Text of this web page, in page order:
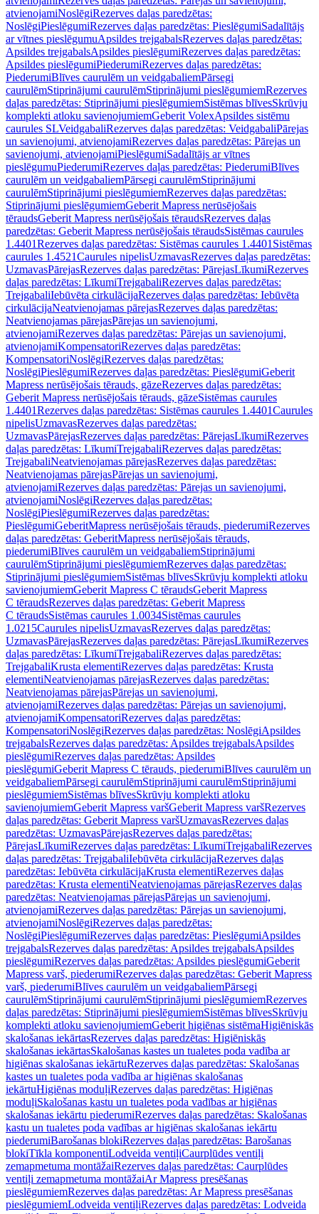
atvienojamiNoslēgiRezerves daļas paredzētas:
NoslēgiPieslēgumiRezerves daļas paredzētas: PieslēgumiSadalītājs
ar vītnes pieslēgumuApsildes trejgabalsRezerves daļas paredzētas:
Apsildes trejgabalsApsildes pieslēgumiRezerves daļas paredzētas:
Apsildes pieslēgumiPiederumiRezerves daļas paredzētas:
PiederumiBlīves caurulēm un veidgabaliemPārsegi
caurulēmStiprinājumi caurulēmStiprinājumi pieslēgumiemRezerves
daļas paredzētas: Stiprinājumi pieslēgumiemSistēmas blīvesSkrūvju
komplekti atloku savienojumiemGeberit VolexApsildes sistēmu
caurules SLVeidgabaliRezerves daļas paredzētas: VeidgabaliPārejas
un savienojumi, atvienojamiRezerves daļas paredzētas: Pārejas un
savienojumi, atvienojamiPieslēgumiSadalītājs ar vītnes
pieslēgumuPiederumiRezerves daļas paredzētas: PiederumiBlīves
caurulēm un veidgabaliemPārsegi caurulēmStiprinājumi
caurulēmStiprinājumi pieslēgumiemRezerves daļas paredzētas:
Stiprinājumi pieslēgumiemGeberit Mapress nerūsējošais
tēraudsGeberit Mapress nerūsējošais tēraudsRezerves daļas
paredzētas: Geberit Mapress nerūsējošais tēraudsSistēmas caurules
1.4401Rezerves daļas paredzētas: Sistēmas caurules 1.4401 Sistēmas
caurules 1.4521Caurules nipelisUzmavasRezerves daļas paredzētas:
UzmavasPārejasRezerves daļas paredzētas: PārejasLīkumiRezerves
daļas paredzētas: LīkumiTrejgabaliRezerves daļas paredzētas:
TrejgabaliIebūvēta cirkulācijaRezerves daļas paredzētas: Iebūvēta
cirkulācijaNeatvienojamas pārejasRezerves daļas paredzētas:
Neatvienojamas pārejasPārejas un savienojumi,
atvienojamiRezerves daļas paredzētas: Pārejas un savienojumi,
atvienojamiKompensatoriRezerves daļas paredzētas:
KompensatoriNoslēgiRezerves daļas paredzētas:
NoslēgiPieslēgumiRezerves daļas paredzētas: PieslēgumiGeberit
Mapress nerūsējošais tērauds, gāzeRezerves daļas paredzētas:
Geberit Mapress nerūsējošais tērauds, gāzeSistēmas caurules
1.4401Rezerves daļas paredzētas: Sistēmas caurules 1.4401Caurules
nipelisUzmavasRezerves daļas paredzētas:
UzmavasPārejasRezerves daļas paredzētas: PārejasLīkumiRezerves
daļas paredzētas: LīkumiTrejgabaliRezerves daļas paredzētas:
TrejgabaliNeatvienojamas pārejasRezerves daļas paredzētas:
Neatvienojamas pārejasPārejas un savienojumi,
atvienojamiRezerves daļas paredzētas: Pārejas un savienojumi,
atvienojamiNoslēgiRezerves daļas paredzētas:
NoslēgiPieslēgumiRezerves daļas paredzētas:
PieslēgumiGeberitMapress nerūsējošais tērauds, piederumiRezerves
daļas paredzētas: GeberitMapress nerūsējošais tērauds,
piederumiBlīves caurulēm un veidgabaliemStiprinājumi
caurulēmStiprinājumi pieslēgumiemRezerves daļas paredzētas:
Stiprinājumi pieslēgumiemSistēmas blīvesSkrūvju komplekti atloku
savienojumiemGeberit Mapress C tēraudsGeberit Mapress
C tēraudsRezerves daļas paredzētas: Geberit Mapress
C tēraudsSistēmas caurules 1.0034Sistēmas caurules
1.0215Caurules nipelisUzmavasRezerves daļas paredzētas:
UzmavasPārejasRezerves daļas paredzētas: PārejasLīkumiRezerves
daļas paredzētas: LīkumiTrejgabaliRezerves daļas paredzētas:
TrejgabaliKrusta elementiRezerves daļas paredzētas: Krusta
elementiNeatvienojamas pārejasRezerves daļas paredzētas:
Neatvienojamas pārejasPārejas un savienojumi,
atvienojamiRezerves daļas paredzētas: Pārejas un savienojumi,
atvienojamiKompensatoriRezerves daļas paredzētas:
KompensatoriNoslēgiRezerves daļas paredzētas: NoslēgiApsildes
trejgabalsRezerves daļas paredzētas: Apsildes trejgabalsApsildes
pieslēgumiRezerves daļas paredzētas: Apsildes
pieslēgumiGeberit Mapress C tērauds, piederumiBlīves caurulēm un
veidgabaliemPārsegi caurulēmStiprinājumi caurulēmStiprinājumi
pieslēgumiemSistēmas blīvesSkrūvju komplekti atloku
savienojumiemGeberit Mapress varšGeberit Mapress varšRezerves
daļas paredzētas: Geberit Mapress varšUzmavasRezerves daļas
paredzētas: UzmavasPārejasRezerves daļas paredzētas:
PārejasLīkumiRezerves daļas paredzētas: LīkumiTrejgabaliRezerves
daļas paredzētas: TrejgabaliIebūvēta cirkulācijaRezerves daļas
paredzētas: Iebūvēta cirkulācijaKrusta elementiRezerves daļas
paredzētas: Krusta elementiNeatvienojamas pārejasRezerves daļas
paredzētas: Neatvienojamas pārejasPārejas un savienojumi,
atvienojamiRezerves daļas paredzētas: Pārejas un savienojumi,
atvienojamiNoslēgiRezerves daļas paredzētas:
NoslēgiPieslēgumiRezerves daļas paredzētas: PieslēgumiApsildes
trejgabalsRezerves daļas paredzētas: Apsildes trejgabalsApsildes
pieslēgumiRezerves daļas paredzētas: Apsildes pieslēgumiGeberit
Mapress varš, piederumiRezerves daļas paredzētas: Geberit Mapress
varš, piederumiBlīves caurulēm un veidgabaliemPārsegi
caurulēmStiprinājumi caurulēmStiprinājumi pieslēgumiemRezerves
daļas paredzētas: Stiprinājumi pieslēgumiemSistēmas blīvesSkrūvju
komplekti atloku savienojumiemGeberit higiēnas sistēmaHigiēniskās
skalošanas iekārtasRezerves daļas paredzētas: Higiēniskās
skalošanas iekārtasSkalošanas kastes un tualetes poda vadība ar
higiēnas skalošanas iekārtuRezerves daļas paredzētas: Skalošanas
kastes un tualetes poda vadība ar higiēnas skalošanas
iekārtuHigiēnas moduļiRezerves daļas paredzētas: Higiēnas
moduļiSkalošanas kastu un tualetes poda vadības ar higiēnas
skalošanas iekārtu piederumiRezerves daļas paredzētas: Skalošanas
kastu un tualetes poda vadības ar higiēnas skalošanas iekārtu
piederumiBarošanas blokiRezerves daļas paredzētas: Barošanas
blokiTīkla komponentiLodveida ventiļiCaurplūdes ventiļi
zemapmetuma montāžaiRezerves daļas paredzētas: Caurplūdes
ventiļi zemapmetuma montāžaiAr Mapress presēšanas
pieslēgumiemRezerves daļas paredzētas: Ar Mapress presēšanas
pieslēgumiemLodveida ventiļiRezerves daļas paredzētas: Lodveida